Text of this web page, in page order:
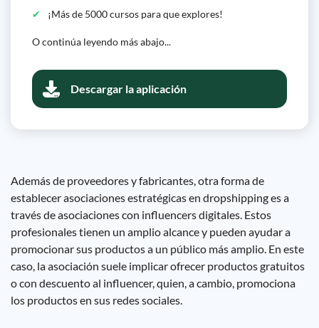
¡Más de 5000 cursos para que explores!
O continúa leyendo más abajo...
Descargar la aplicación
Además de proveedores y fabricantes, otra forma de
establecer asociaciones estratégicas en dropshipping es a
través de asociaciones con influencers digitales. Estos
profesionales tienen un amplio alcance y pueden ayudar a
promocionar sus productos a un público más amplio. En este
caso, la asociación suele implicar ofrecer productos gratuitos
o con descuento al influencer, quien, a cambio, promociona
los productos en sus redes sociales.